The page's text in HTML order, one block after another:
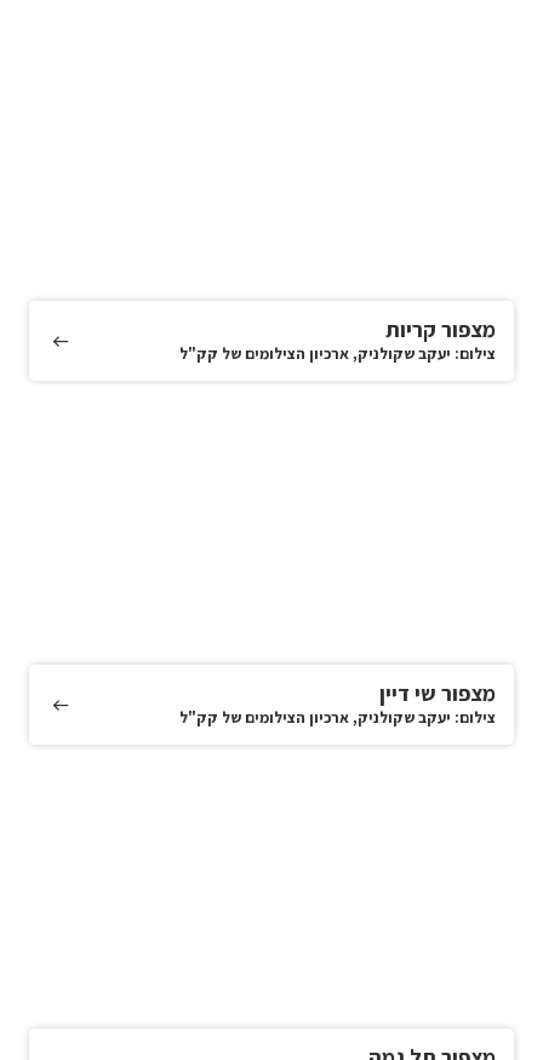
מצפור קריות
צילום: יעקב שקולניק, ארכיון הצילומים של קק"ל
מצפור שי דיין
צילום: יעקב שקולניק, ארכיון הצילומים של קק"ל